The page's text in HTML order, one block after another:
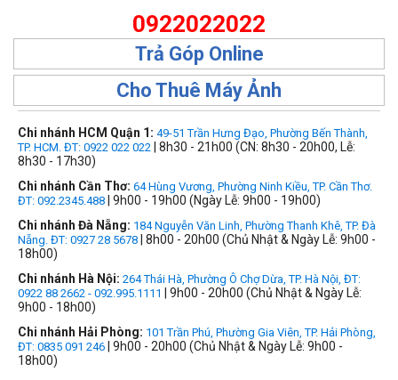
0922022022
Trả Góp Online
Cho Thuê Máy Ảnh
Chi nhánh HCM Quận 1: 49-51 Trần Hưng Đạo, Phường Bến Thành,
TP. HCM. ĐT: 0922 022 022 | 8h30 - 21h00 (CN: 8h30 - 20h00, Lễ:
8h30 - 17h30)
Chi nhánh Cần Thơ: 64 Hùng Vương, Phường Ninh Kiều, TP. Cần Thơ.
ĐT: 092.2345.488 | 9h00 - 19h00 (Ngày Lễ: 9h00 - 19h00)
Chi nhánh Đà Nẵng: 184 Nguyễn Văn Linh, Phường Thanh Khê, TP. Đà
Nẵng. ĐT: 0927 28 5678 | 8h00 - 20h00 (Chủ Nhật & Ngày Lễ: 9h00 -
18h00)
Chi nhánh Hà Nội: 264 Thái Hà, Phường Ô Chợ Dừa, TP. Hà Nội, ĐT:
0922 88 2662 - 092.995.1111
| 9h00 - 20h00 (Chủ Nhật & Ngày Lễ:
9h00 - 18h00)
Chi nhánh Hải Phòng: 101 Trần Phú, Phường Gia Viên, TP. Hải Phòng,
ĐT: 0835 091 246 | 9h00 - 20h00 (Chủ Nhật & Ngày Lễ: 9h00 -
18h00)